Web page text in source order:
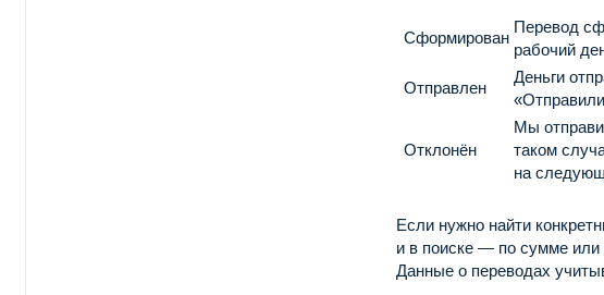
Сформирован
Перевод
рабочий
Отправлен
Деньги
Отклонён
Мы
таком
на
Если нужно найти
и в поиске — по сумме или
Данные о переводах